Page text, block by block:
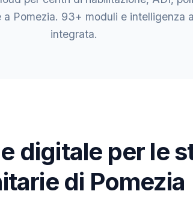
a Pomezia. 93+ moduli e intelligenza
integrata.
digitale per le
di Pomezia